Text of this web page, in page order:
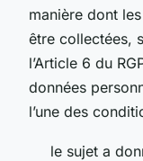
manière dont
être collectées,
l’Article 6 du
données
l’une des
le sujet a